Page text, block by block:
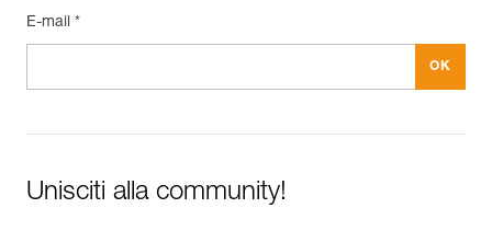
E-mail *
Unisciti alla community!